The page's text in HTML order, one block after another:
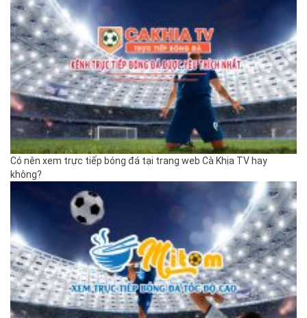
Có nên xem trực tiếp bóng đá tại trang web Cà Khịa TV hay
không?